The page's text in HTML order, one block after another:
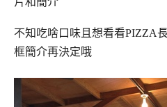
不知吃啥口味且想看看PIZZA
框簡介再決定哦